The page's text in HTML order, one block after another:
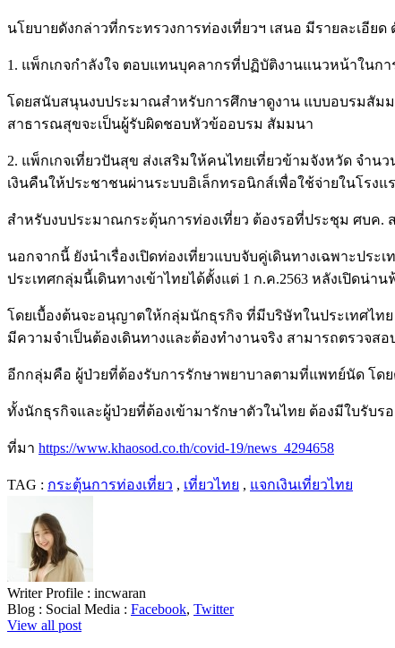
นโยบายดังกล่าวที่กระทรวงการท่องเที่ยวฯ เสนอ มีรายละเอียด
1. แพ็กเกจกำลังใจ ตอบแทนบุคลากรที่ปฏิบัติงานแนวหน้าในก
โดยสนับสนุนงบประมาณสำหรับการศึกษาดูงาน แบบอบรมสัมม
สาธารณสุขจะเป็นผู้รับผิดชอบหัวข้ออบรม สัมมนา
2. แพ็กเกจเที่ยวปันสุข ส่งเสริมให้คนไทยเที่ยวข้ามจังหวัด จำ
เงินคืนให้ประชาชนผ่านระบบอิเล็กทรอนิกส์เพื่อใช้จ่ายในโรง
สำหรับงบประมาณกระตุ้นการท่องเที่ยว ต้องรอที่ประชุม ศบค.
นอกจากนี้ ยังนำเรื่องเปิดท่องเที่ยวแบบจับคู่เดินทางเฉพาะปร
ประเทศกลุ่มนี้เดินทางเข้าไทยได้ตั้งแต่ 1 ก.ค.2563 หลังเปิดน่าน
โดยเบื้องต้นจะอนุญาตให้กลุ่มนักธุรกิจ ที่มีบริษัทในประเทศไท
มีความจำเป็นต้องเดินทางและต้องทำงานจริง สามารถตรวจสอ
อีกกลุ่มคือ ผู้ป่วยที่ต้องรับการรักษาพยาบาลตามที่แพทย์นัด โด
ทั้งนักธุรกิจและผู้ป่วยที่ต้องเข้ามารักษาตัวในไทย ต้องมีใบรับร
ที่มา https://www.khaosod.co.th/covid-19/news_4294658
TAG : กระตุ้นการท่องเที่ยว , เที่ยวไทย , แจกเงินเที่ยวไทย
Writer Profile : incwaran
Blog : Social Media : Facebook, Twitter
View all post